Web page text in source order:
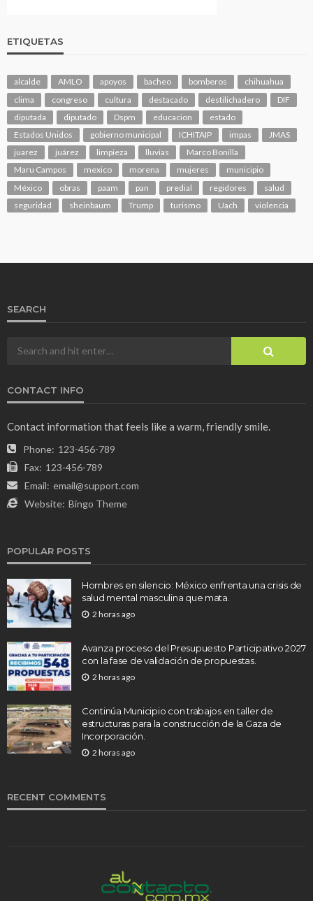
ETIQUETAS
alcalde AMLO apoyos bacheo bomberos
chihuahua
clima
congreso cultura destacado destilichadero
DIF
diputada
diputado Dspm educacion
estado
Estados Unidos
gobierno municipal ICHITAIP impas
JMAS
juarez
juárez limpieza lluvias
Marco Bonilla
Maru Campos
mexico morena mujeres
municipio
México
obras paam pan predial regidores
salud
seguridad
sheinbaum Trump turismo Uach violencia
SEARCH
CONTACT INFO
Contact information that feels like a warm, friendly smile.
Phone: 123-456-789
Fax: 123-456-789
Email: email@support.com
Website: Bingo Theme
POPULAR POSTS
Hombres en silencio: México enfrenta una crisis de
salud mental masculina que mata.
2 horas ago
Avanza proceso del Presupuesto Participativo 2027
con la fase de validación de propuestas.
2 horas ago
Continúa Municipio con trabajos en taller de
estructuras para la construcción de la Gaza de
Incorporación.
2 horas ago
RECENT COMMENTS